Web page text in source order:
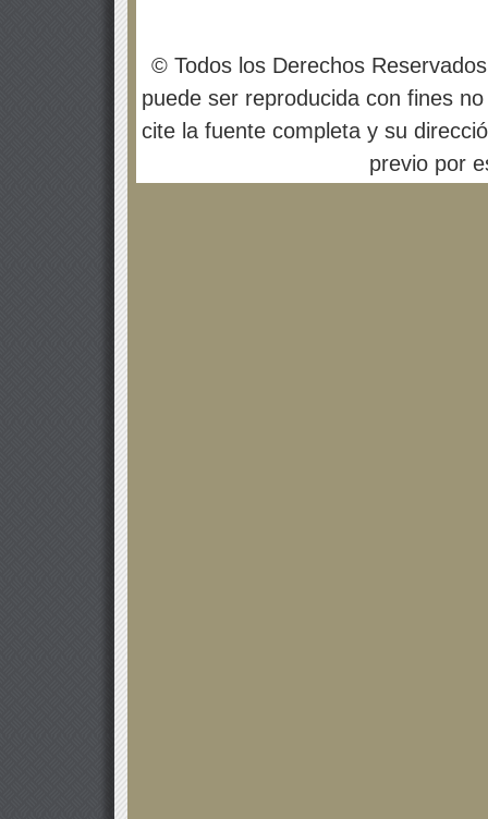
© Todos los Derechos
puede ser reproducida con fines
cite la fuente completa y su
previo por